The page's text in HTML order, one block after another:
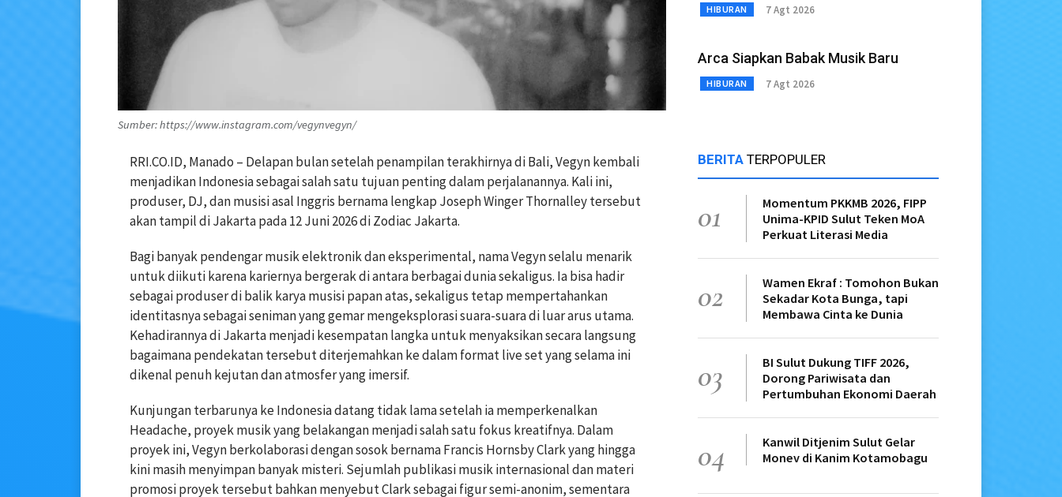
Sumber: https://www.instagram.com/vegynvegyn/
RRI.CO.ID, Manado – Delapan bulan setelah penampilan terakhirnya di Bali, Vegyn kembali
menjadikan Indonesia sebagai salah satu tujuan penting dalam perjalanannya. Kali ini,
produser, DJ, dan musisi asal Inggris bernama lengkap Joseph Winger Thornalley tersebut
akan tampil di Jakarta pada 12 Juni 2026 di Zodiac Jakarta.
Bagi banyak pendengar musik elektronik dan eksperimental, nama Vegyn selalu menarik
untuk diikuti karena kariernya bergerak di antara berbagai dunia sekaligus. Ia bisa hadir
sebagai produser di balik karya musisi papan atas, sekaligus tetap mempertahankan
identitasnya sebagai seniman yang gemar mengeksplorasi suara-suara di luar arus utama.
Kehadirannya di Jakarta menjadi kesempatan langka untuk menyaksikan secara langsung
bagaimana pendekatan tersebut diterjemahkan ke dalam format live set yang selama ini
dikenal penuh kejutan dan atmosfer yang imersif.
Kunjungan terbarunya ke Indonesia datang tidak lama setelah ia memperkenalkan
Headache, proyek musik yang belakangan menjadi salah satu fokus kreatifnya. Dalam
proyek ini, Vegyn berkolaborasi dengan sosok bernama Francis Hornsby Clark yang hingga
kini masih menyimpan banyak misteri. Sejumlah publikasi musik internasional dan materi
promosi proyek tersebut bahkan menyebut Clark sebagai figur semi-anonim, sementara
HIBURAN 7 Agt 2026
Arca Siapkan Babak Musik Baru
HIBURAN 7 Agt 2026
BERITA TERPOPULER
01
Momentum PKKMB 2026, FIPP
Unima-KPID Sulut Teken MoA
Perkuat Literasi Media
02
Wamen Ekraf : Tomohon Bukan
Sekadar Kota Bunga, tapi
Membawa Cinta ke Dunia
03
BI Sulut Dukung TIFF 2026,
Dorong Pariwisata dan
Pertumbuhan Ekonomi Daerah
04
Kanwil Ditjenim Sulut Gelar
Monev di Kanim Kotamobagu